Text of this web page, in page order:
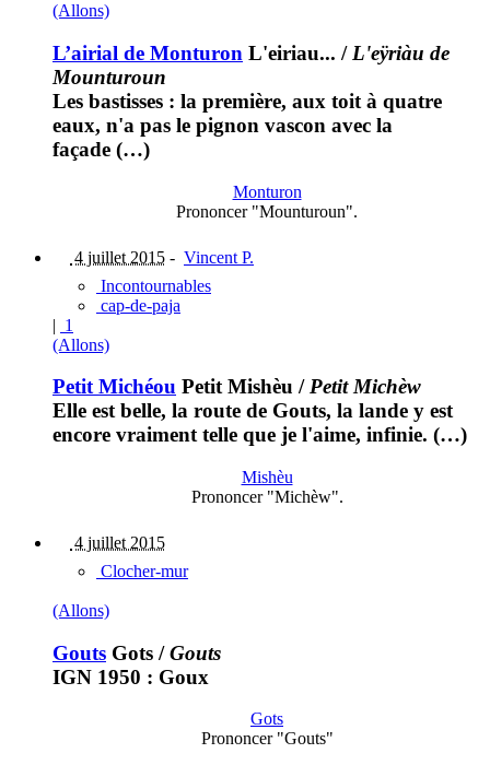
(Allons)
L’airial de Monturon L'eiriau... / L'eÿriàu de
Mounturoun
Les bastisses : la première, aux toit à quatre
eaux, n'a pas le pignon vascon avec la
façade (…)
Monturon
Prononcer "Mounturoun".
4 juillet 2015 - Vincent P.
Incontournables
cap-de-paja
| 1
(Allons)
Petit Michéou Petit Mishèu /Petit Michèw
Elle est belle, la route de Gouts, la lande y est
encore vraiment telle que je l'aime, infinie. (…)
Mishèu
Prononcer "Michèw".
4 juillet 2015
Clocher-mur
(Allons)
Gouts Gots /Gouts
IGN 1950 : Goux
Gots
Prononcer "Gouts"